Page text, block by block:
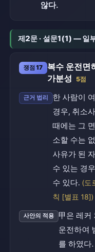
않다.
제2문 · 설문1(1) — 일
쟁점 17
복수 운전면
가분성 5점
근거 법리
한 사람이
경우, 취소
때에는 그
소할 수는
사유가 된
수 있는 경
수 있다. (도
칙 [별표 18])
사안의 적용
甲은 레커
운전하여
를 하였다